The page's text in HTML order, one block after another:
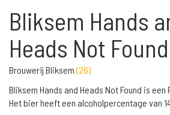
Bliksem Hands
Heads Not Found
Brouwerij Bliksem(26)
Bliksem Hands and Heads Not Found is
Het bier heeft een alcoholpercentage van